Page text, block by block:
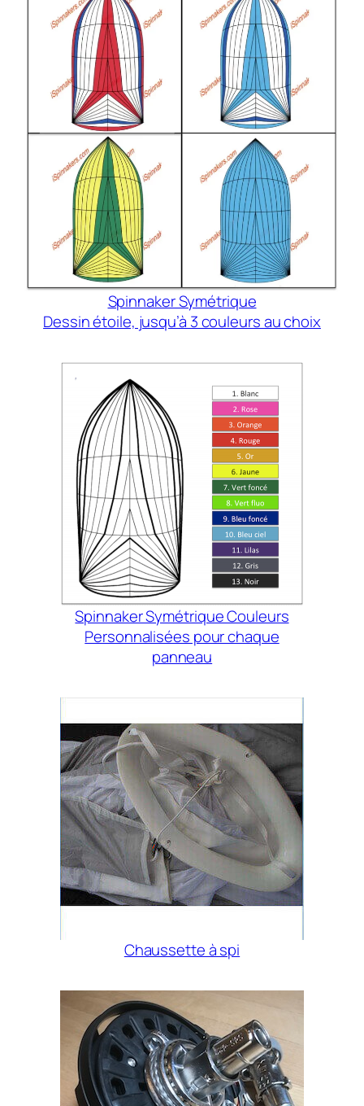
Spinnaker Symétrique
Dessin étoile, jusqu’à 3 couleurs au choix
Spinnaker Symétrique Couleurs
Personnalisées pour chaque
panneau
Chaussette à spi